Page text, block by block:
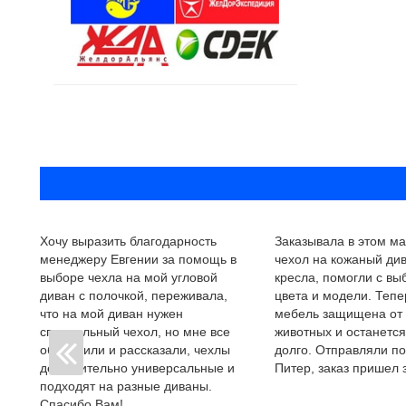
Хочу выразить благодарность
менеджеру Евгении за помощь в
выборе чехла на мой угловой
диван с полочкой, переживала,
что на мой диван нужен
специальный чехол, но мне все
объяснили и рассказали, чехлы
действительно универсальные и
подходят на разные диваны.
Заказывала в этом
чехол на кожаный
кресла, помогли с
цвета и модели.
мебель защищена
животных и
долго. Отправляли
Питер, заказ пришел